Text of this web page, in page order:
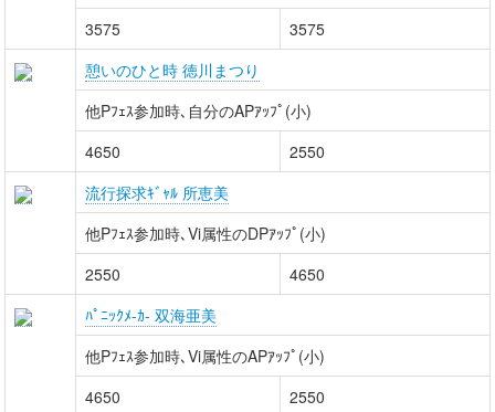
3575
3575
憩いのひと時 徳川まつり
他Pﾌｪｽ参加時､自分のAPｱｯﾌﾟ(小)
4650
2550
流行探求ｷﾞｬﾙ 所恵美
他Pﾌｪｽ参加時､Vi属性のDPｱｯﾌﾟ(小)
2550
4650
ﾊﾟﾆｯｸﾒ-ｶ- 双海亜美
他Pﾌｪｽ参加時､Vi属性のAPｱｯﾌﾟ(小)
4650
2550